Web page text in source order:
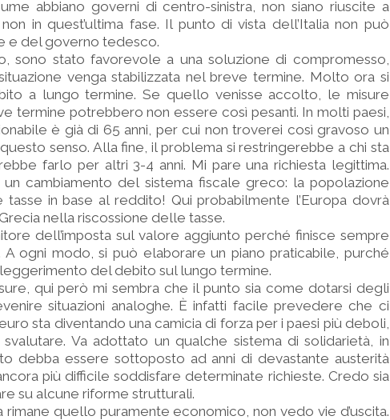
abbiano governi di centro-sinistra, non siano riuscite a
in quest’ultima fase. Il punto di vista dell’Italia non può
e del governo tedesco.
sono stato favorevole a una soluzione di compromesso,
venga stabilizzata nel breve termine. Molto ora si
a lungo termine. Se quello venisse accolto, le misure
termine potrebbero non essere così pesanti. In molti paesi,
è già di 65 anni, per cui non troverei così gravoso un
senso. Alla fine, il problema si restringerebbe a chi sta
farlo per altri 3-4 anni. Mi pare una richiesta legittima.
cambiamento del sistema fiscale greco: la popolazione
in base al reddito! Qui probabilmente l’Europa dovrà
nella riscossione delle tasse.
dell’imposta sul valore aggiunto perché finisce sempre
ogni modo, si può elaborare un piano praticabile, purché
del debito sul lungo termine.
qui però mi sembra che il punto sia come dotarsi degli
situazioni analoghe. È infatti facile prevedere che ci
sta diventando una camicia di forza per i paesi più deboli,
Va adottato un qualche sistema di solidarietà, in
debba essere sottoposto ad anni di devastante austerità
più difficile soddisfare determinate richieste. Credo sia
su alcune riforme strutturali.
rimane quello puramente economico, non vedo vie d’uscita.